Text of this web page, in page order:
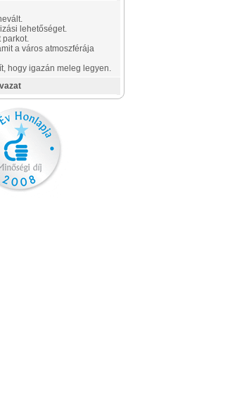
lehetőséget.
parkot.
a város atmoszférája
hogy igazán meleg legyen.